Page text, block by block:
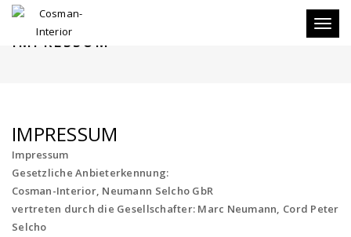
IMPRESSUM
IMPRESSUM
Impressum
Gesetzliche Anbieterkennung:
Cosman-Interior, Neumann Selcho GbR
vertreten durch die Gesellschafter: Marc Neumann, Cord Peter
Selcho